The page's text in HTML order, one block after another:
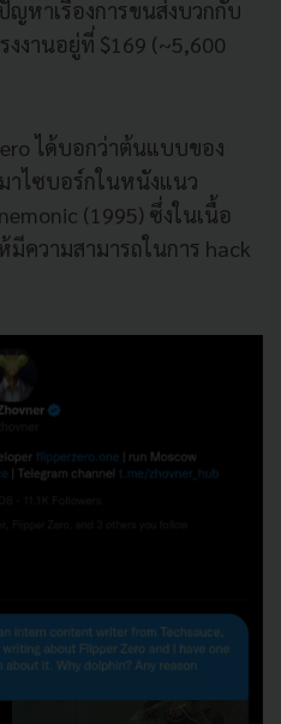
หาเรื่องการขนส่งบวกกับ
งงานอยู่ที่ $169 (~5,600
ได้บอกว่าต้นแบบของ
าไซบอร์กในหนังแนว
(1995) ซึ่งในเนื้อ
ความสามารถในการ hack